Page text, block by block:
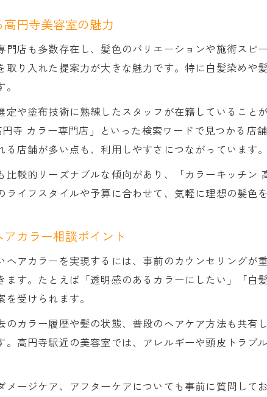
高円寺美容室の白髪染めが
高円寺白髪染め専門美容室
高円寺美容室で叶うダメー
高円寺美容室を賢く探すための選
高円寺美容室の選び方で失敗
カラー専門店も比較！高円
高円寺美容室の安い＆通いや
通勤や買い物帰りに通えるカラー
高円寺美容室は通勤帰りに
高円寺美容室利用で通いや
高円寺美容室の駅近カラーサ
円寺美容室の魅力
門店も多数存在し、髪色のバリエーションや施術ス
取り入れた提案力が大きな魅力です。特に白髪染め
定や塗布技術に熟練したスタッフが在籍しているこ
寺 カラー専門店」といった検索ワードで見つかる店
店舗が多い点も、利用しやすさにつながっています。
比較的リーズナブルな傾向があり、「カラーキッチ
イフスタイルや予算に合わせて、気軽に理想の髪色
カラー相談ポイント
アカラーを実現するには、事前のカウンセリングが
す。たとえば「透明感のあるカラーにしたい」「白
受けられます。
のカラー履歴や髪の状態、普段のヘアケア方法も共有
。高円寺駅近の美容室では、アレルギーや頭皮トラ
メージケア、アフターケアについても事前に質問し